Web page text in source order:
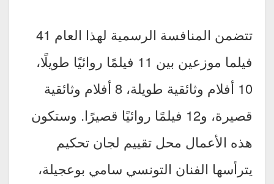
تتضمن المنافسة الرسمية لهذا العام 41
فيلما موزعين بين 11 فيلمًا روائيًا طويلًا،
10 أفلام وثائقية طويلة، 8 أفلام وثائقية
قصيرة، و12 فيلمًا روائيًا قصيرًا. وستكون
هذه الأعمال محل تقييم لجان تحكيم
يترأسها الفنان التونسي سامي بوعجيلة،